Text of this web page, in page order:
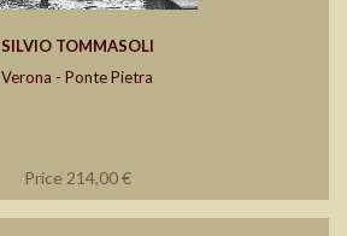
SILVIO TOMMASOLI
Verona - Ponte Pietra
Price 214,00 €